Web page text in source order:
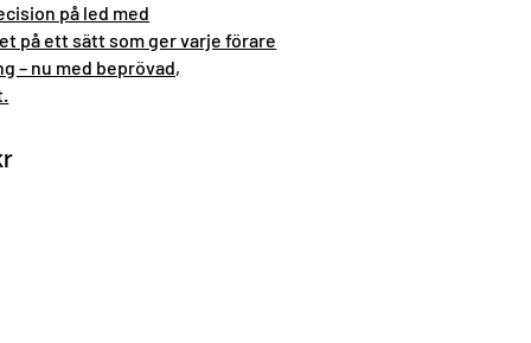
på led med
på ett sätt som ger varje förare
– nu med beprövad,